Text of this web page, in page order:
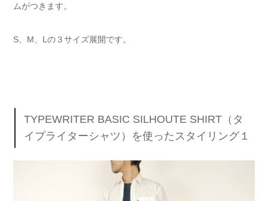
ムがつきます。
S、M、Lの３サイズ展開です。
TYPEWRITER BASIC SILHOUTE SHIRT（タ
イプライターシャツ）を使ったスタイリング１